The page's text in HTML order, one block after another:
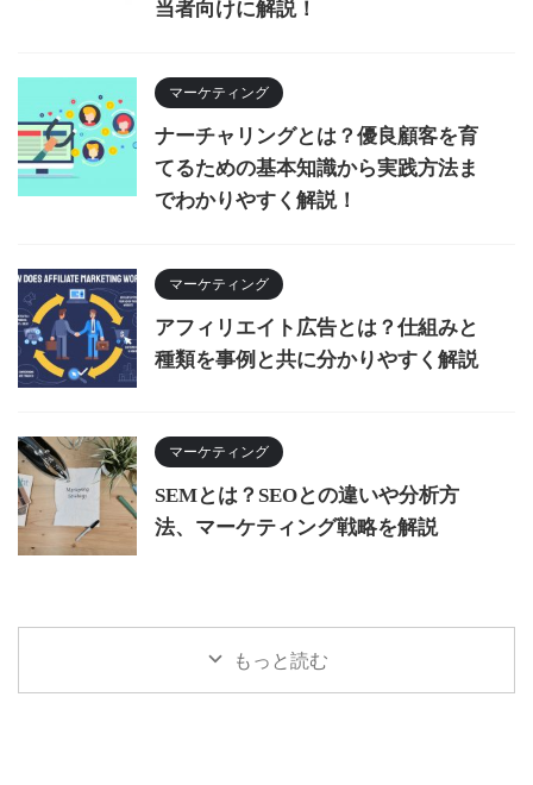
当者向けに解説！
マーケティング
ナーチャリングとは？優良顧客を育
てるための基本知識から実践方法ま
でわかりやすく解説！
マーケティング
アフィリエイト広告とは？仕組みと
種類を事例と共に分かりやすく解説
マーケティング
SEMとは？SEOとの違いや分析方
法、マーケティング戦略を解説
もっと読む